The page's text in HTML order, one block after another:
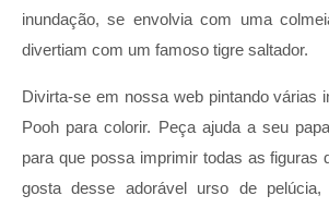
inundação, se envolvia com uma
divertiam com um famoso tigre saltador.
Divirta-se em nossa web pintando várias
Pooh para colorir. Peça ajuda a seu
para que possa imprimir todas as figuras
gosta desse adorável urso de pelúcia,